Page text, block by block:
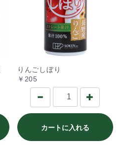
りんごしぼり
￥205
カートに入れる